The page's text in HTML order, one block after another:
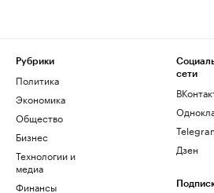
Рубрики
Политика
Экономика
Общество
Бизнес
Технологии и
медиа
Финансы
сети
Дзен